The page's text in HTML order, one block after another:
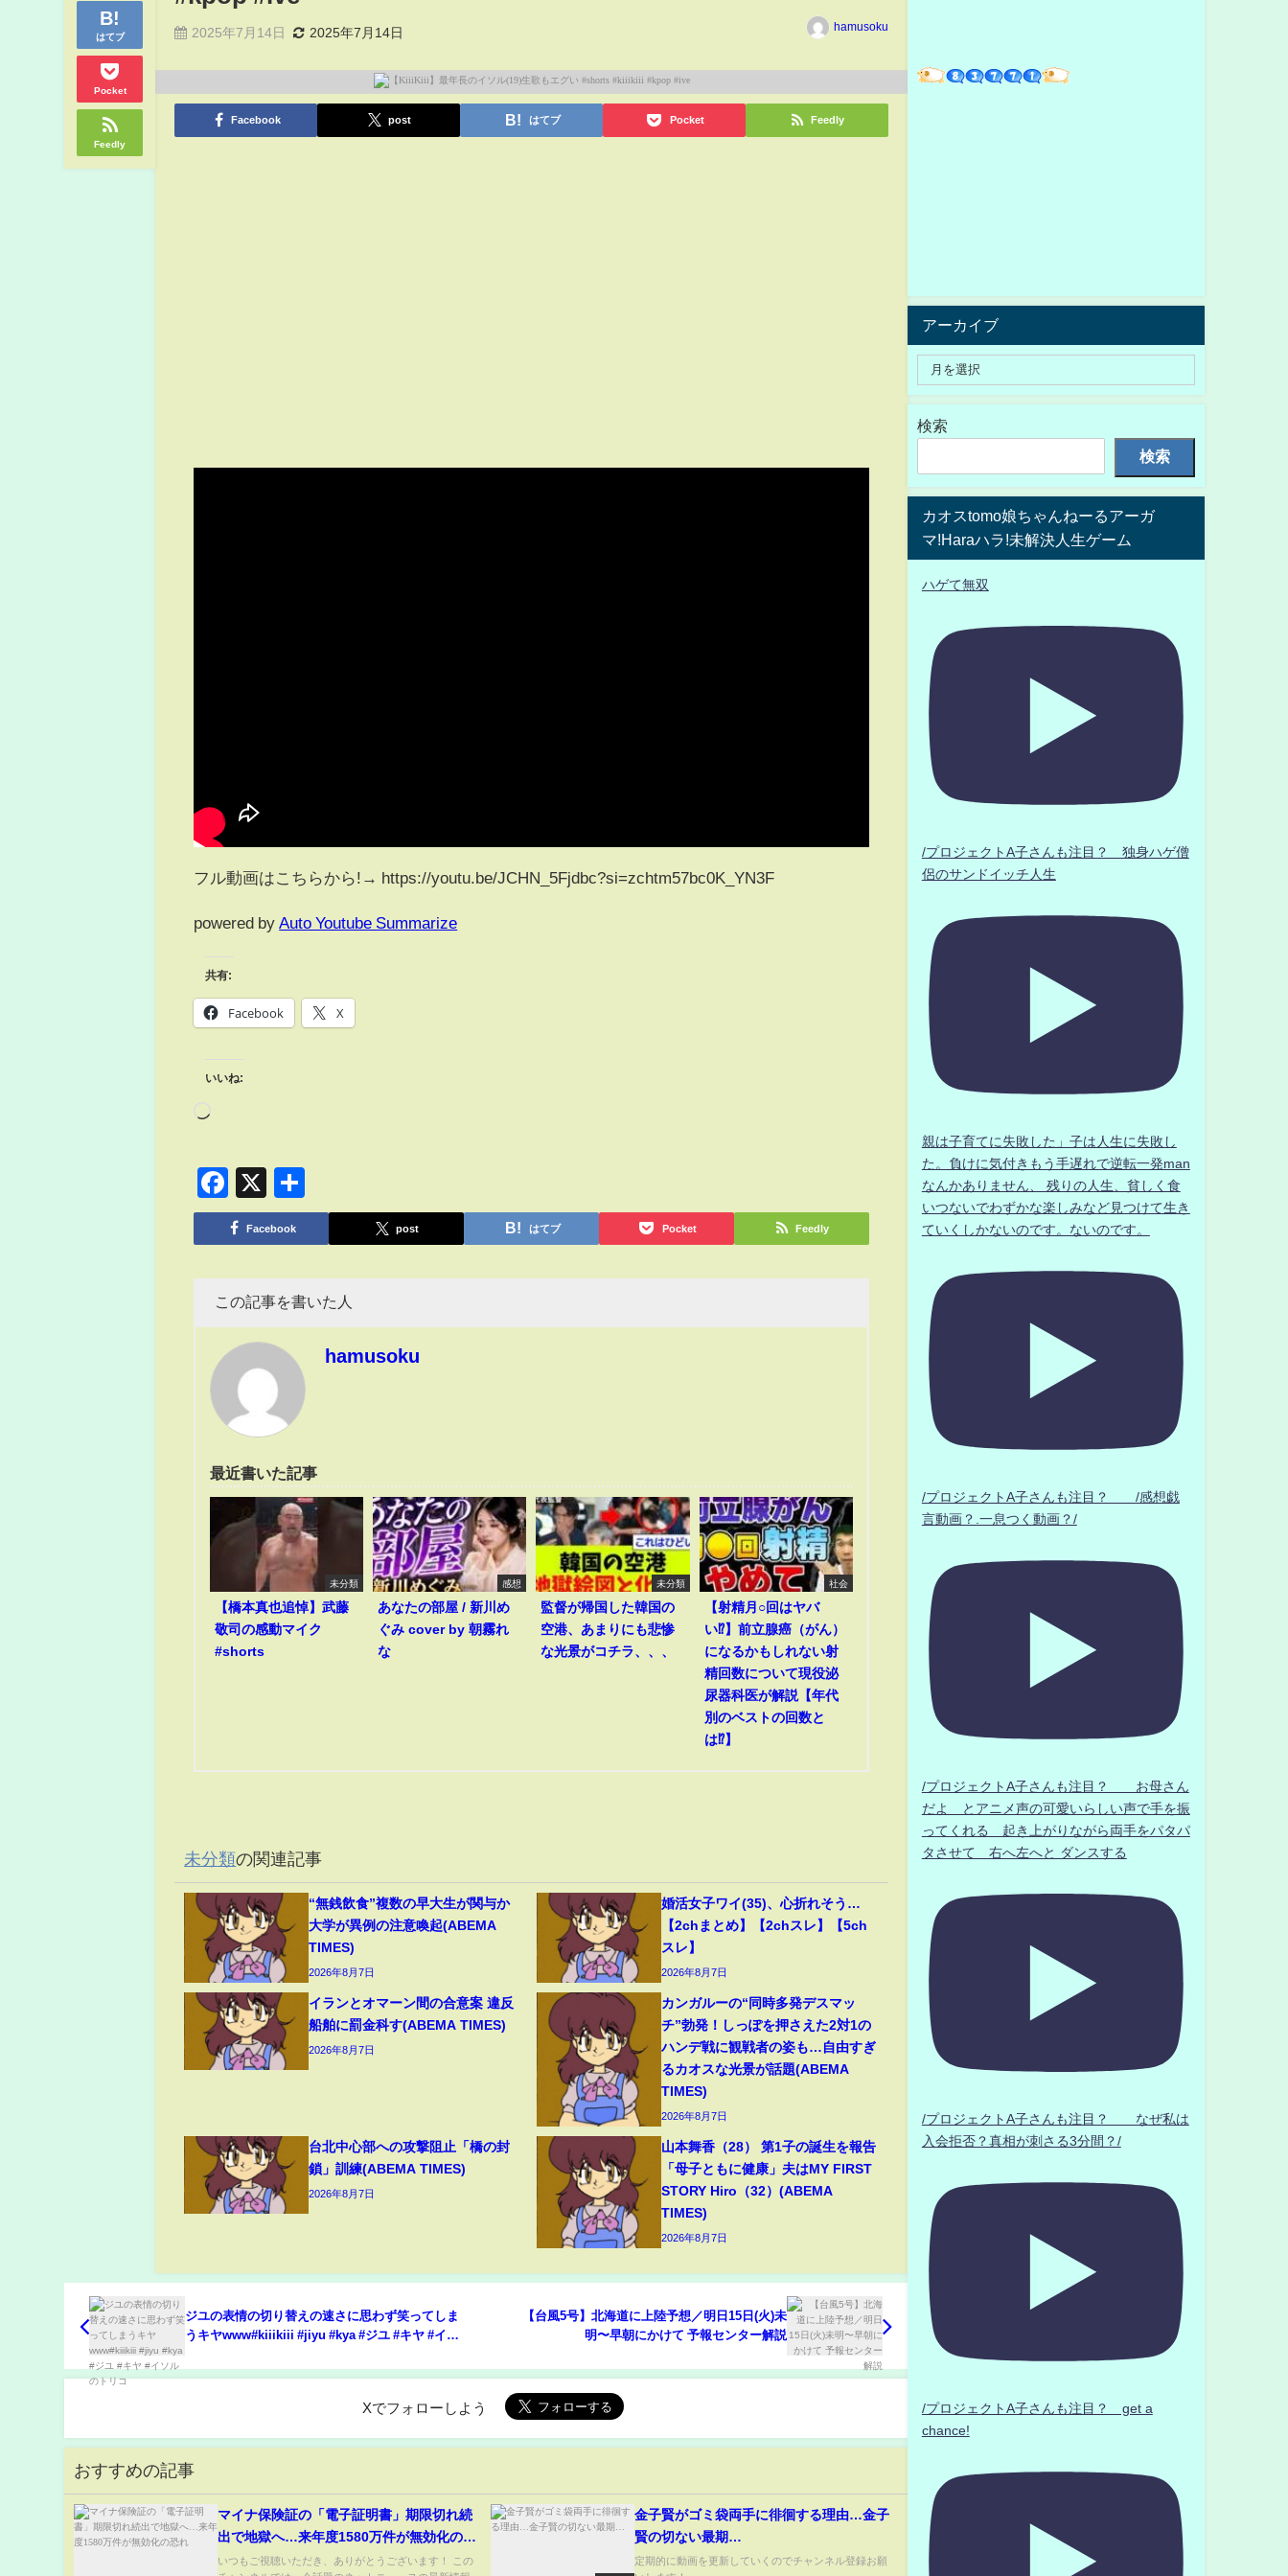
はてブ
Pocket
Feedly
2025年7月14日 2025年7月14日 hamusoku
Facebook post はてブ Pocket Feedly
フル動画はこちらから!→ https://youtu.be/JCHN_5Fjdbc?si=zchtm57bc0K_YN3F
powered by Auto Youtube Summarize
共有:
Facebook X
いいね:
Facebook
X
有
Facebook post はてブ Pocket Feedly
この記事を書いた人
hamusoku
最近書いた記事
未分類
【橋本真也追悼】武藤
敬司の感動マイク
#shorts
感想
あなたの部屋 / 新川め
ぐみ cover by 朝霧れ
な
未分類
監督が帰国した韓国の
空港、あまりにも悲惨
な光景がコチラ、、、
社会
【射精月○回はヤバ
い⁉︎】前立腺癌（がん）
になるかもしれない射
精回数について現役泌
尿器科医が解説【年代
別のベストの回数と
は⁉︎】
未分類の関連記事
“無銭飲食”複数の早大生が関与か
大学が異例の注意喚起(ABEMA
TIMES)
2026年8月7日
婚活女子ワイ(35)、心折れそう…
【2chまとめ】【2chスレ】【5ch
スレ】
2026年8月7日
イランとオマーン間の合意案 違反
船舶に罰金科す(ABEMA TIMES)
2026年8月7日
カンガルーの“同時多発デスマッ
チ”勃発！しっぽを押さえた2対1の
ハンデ戦に観戦者の姿も…自由すぎ
るカオスな光景が話題(ABEMA
TIMES)
2026年8月7日
台北中心部への攻撃阻止「橋の封
鎖」訓練(ABEMA TIMES)
2026年8月7日
山本舞香（28） 第1子の誕生を報告
「母子ともに健康」夫はMY FIRST
STORY Hiro（32）(ABEMA
TIMES)
2026年8月7日
ジユの表情の切り替えの速さに思わず笑ってしま
うキヤwww#kiiikiii #jiyu #kya #ジユ #キヤ #イソ
【台風5号】北海道に上陸予想／明日15日(火)未
明〜早朝にかけて 予報センター解説
Xでフォローしよう
おすすめの記事
マイナ保険証の「電子証明書」期限切れ続
出で地獄へ…来年度1580万件が無効化の恐
れ
いつもご視聴いただき、ありがとうございます！ この
金子賢がゴミ袋両手に徘徊する理由…金子
賢の切ない最期…
定期的に動画を更新していくのでチャンネル登録お願
アーカイブ
検索
検索
カオスtomo娘ちゃんねーるアーガ
マ!Haraハラ!未解決人生ゲーム
ハゲて無双
/プロジェクトA子さんも注目？ 独身ハゲ僧
侶のサンドイッチ人生
親は子育てに失敗した」子は人生に失敗し
た。負けに気付きもう手遅れで逆転一発man
なんかありません、 残りの人生、貧しく食
いつないでわずかな楽しみなど見つけて生き
ていくしかないのです。ないのです。
/プロジェクトA子さんも注目？ /感想戯
言動画？.一息つく動画？/
/プロジェクトA子さんも注目？ お母さん
だよ とアニメ声の可愛いらしい声で手を振
ってくれる 起き上がりながら両手をパタパ
タさせて 右へ左へと ダンスする
/プロジェクトA子さんも注目？ なぜ私は
入会拒否？真相が刺さる3分間？/
/プロジェクトA子さんも注目？ get a
chance!